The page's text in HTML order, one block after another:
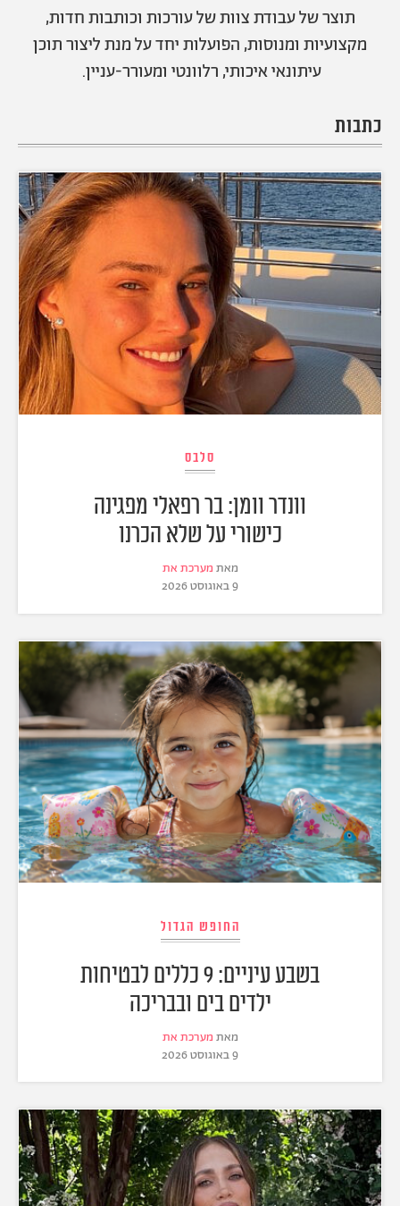
תרבות ופנאי
הפקות אופנה
עיצוב
קריירה
יחסים
משפחה
חופש
תוכן מקודם
מי אנחנו
תנאי שימוש
הצהרת נגישות
שירות לקוחות למנויים
© יובל סיגלר תקשורת בע"מ 2026
Designed, Developed and Powered by RGB Media
תוצר של עבודת צוות של עורכות וכותבות חדות,
מקצועיות ומנוסות, הפועלות יחד על מנת ליצור תוכן
עיתונאי איכותי, רלוונטי ומעורר-עניין.
כתבות
סלבס
וונדר וומן: בר רפאלי מפגינה
כישורי על שלא הכרנו
מאת מערכת את
9 באוגוסט 2026
החופש הגדול
בשבע עיניים: 9 כללים לבטיחות
ילדים בים ובבריכה
מאת מערכת את
9 באוגוסט 2026